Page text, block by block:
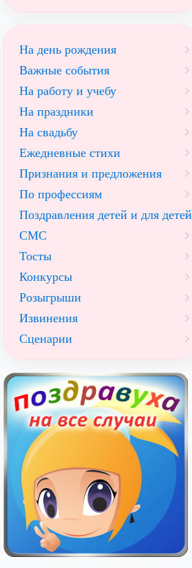
На день рождения
Важные события
На работу и учебу
На праздники
На свадьбу
Ежедневные стихи
Признания и предложения
По профессиям
Поздравления детей и для детей
СМС
Тосты
Конкурсы
Розыгрыши
Извинения
Сценарии